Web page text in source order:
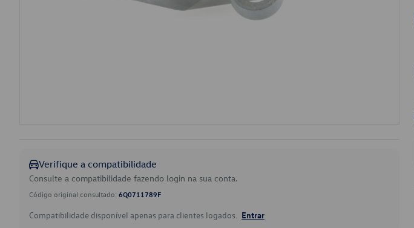
Verifique a compatibilidade
Consulte a compatibilidade fazendo login na sua conta.
Código original consultado: 6Q0711789F
Compatibilidade disponível apenas para clientes logados. Entrar